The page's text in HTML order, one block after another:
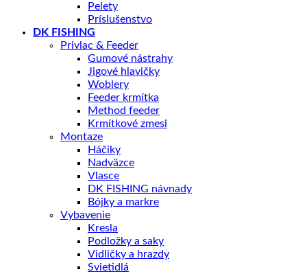
Pelety
Príslušenstvo
DK FISHING
Privlac & Feeder
Gumové nástrahy
Jigové hlavičky
Woblery
Feeder krmítka
Method feeder
Krmítkové zmesi
Montaze
Háčiky
Nadväzce
Vlasce
DK FISHING návnady
Bójky a markre
Vybavenie
Kresla
Podložky a saky
Vidličky a hrazdy
Svietidlá